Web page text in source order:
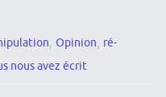
,Opinion, ré-
nous avez écrit